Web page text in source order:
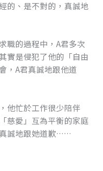
的、是不對的，真誠地
職的過程中，A君多次
實是侵犯了他的「自由
，A君真誠地跟他道
他忙於工作很少陪伴
慈愛」互為平衡的家庭
誠地跟她道歉……